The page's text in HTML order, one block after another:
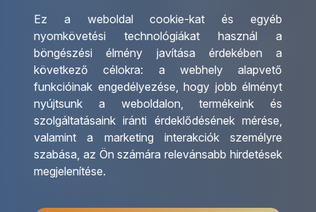
Ez a weboldal cookie-kat és egyéb
nyomkövetési technológiákat használ a
böngészési élmény javítása érdekében a
következő célokra: a webhely alapvető
funkcióinak engedélyezése, hogy jobb élményt
nyújtsunk a weboldalon,termékeink és
szolgáltatásaink iránti érdeklődésének mérése,
valamint a marketing interakciók személyre
szabása, az Ön számára relevánsabb hirdetések
megjelenítése.
Csoportos utazások
szervezése
Egyéni utak szervezése
Hajóutak
Üzleti utaztatás
Nemzetközi tanár és
diákigazolványok
Letölthető katalógusunk
Ajándékutalvány
OTP Travel kedvezmények
Irodáink
Utazásszervező partnereink
Viszonteladó Partnereink
Partnereinknek
Utazási kérdőív
Impresszum